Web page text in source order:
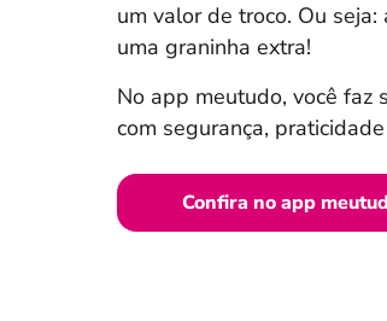
um valor de troco. Ou
uma graninha extra!
No app meutudo, você faz
com segurança,
Confira no app